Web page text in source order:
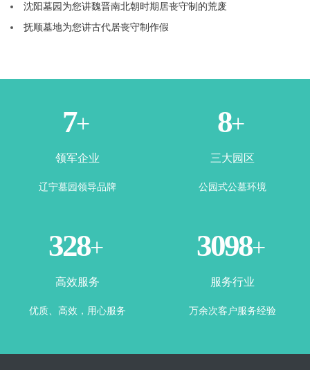
沈阳墓园为您讲魏晋南北朝时期居丧守制的荒废
抚顺墓地为您讲古代居丧守制作假
1+
领军企业
辽宁墓园领导品牌
3+
三大园区
公园式公墓环境
365+
高效服务
优质、高效，用心服务
3500+
服务行业
万余次客户服务经验